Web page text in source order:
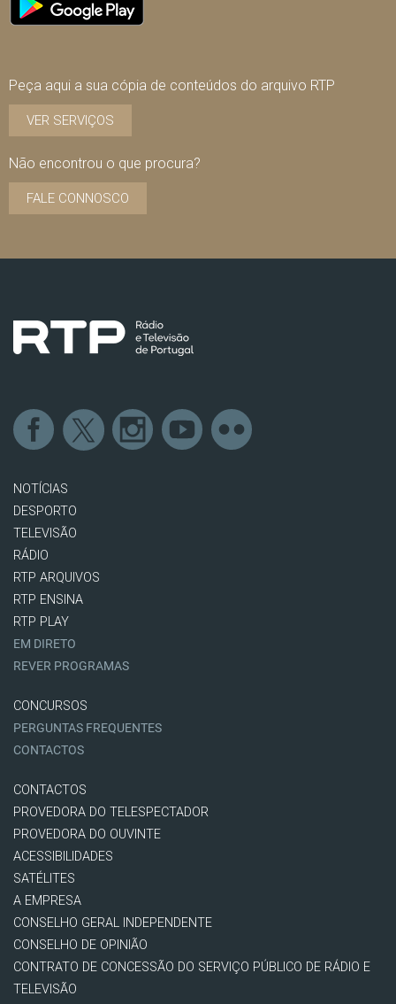
Peça aqui a sua cópia de conteúdos do arquivo RTP
VER SERVIÇOS
Não encontrou o que procura?
FALE CONNOSCO
NOTÍCIAS
DESPORTO
TELEVISÃO
RÁDIO
RTP ARQUIVOS
RTP ENSINA
RTP PLAY
EM DIRETO
REVER PROGRAMAS
CONCURSOS
PERGUNTAS FREQUENTES
CONTACTOS
CONTACTOS
PROVEDORA DO TELESPECTADOR
PROVEDORA DO OUVINTE
ACESSIBILIDADES
SATÉLITES
A EMPRESA
CONSELHO GERAL INDEPENDENTE
CONSELHO DE OPINIÃO
CONTRATO DE CONCESSÃO DO SERVIÇO PÚBLICO DE RÁDIO E
TELEVISÃO